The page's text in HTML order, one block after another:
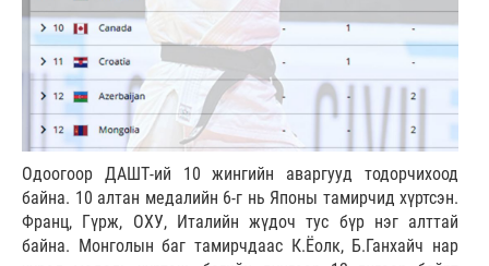
Одоогоор ДАШТ-ий 10 жингийн аваргууд тодорчихоод
байна. 10 алтан медалийн 6-г нь Японы тамирчид хүртсэн.
Франц, Гүрж, ОХУ, Италийн жүдоч тус бүр нэг алттай
байна. Монголын баг тамирчдаас К.Ёолк, Б.Ганхайч нар